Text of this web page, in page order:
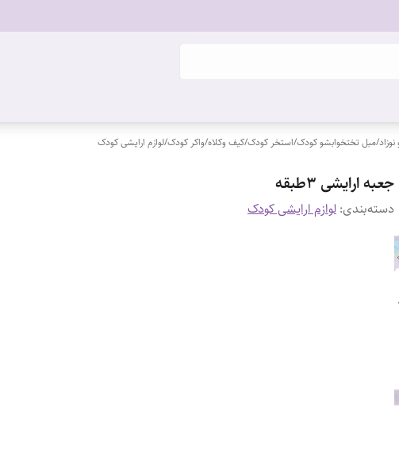
/مبل تختخوابشو کودک/استخر کودک/کیف وکلاه/واکر کودک/لوازم ارایشی کودک
جعبه ارایشی ۳طبقه
دسته‌بندی: لوازم ارایشی کودک